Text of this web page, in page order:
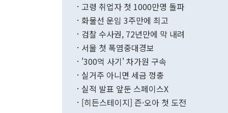
무너졌다고
함께 4자 대
"우리의 선
며 월간 기
196.9% 급
수출은
기록했지만
로 전환됐다.
고령 취업자 첫 1000만명 돌파
화물선 운임 3주만에 최고
검찰 수사권, 72년만에 막 내려
서울 첫 폭염중대경보
'300억 사기' 차가원 구속
실거주 아니면 세금 껑충
실적 발표 앞둔 스페이스X
[히든스테이지] 즌·오아 첫 도전